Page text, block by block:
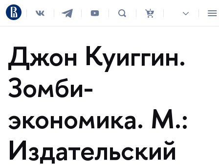
Джон Куиггин.
Зомби-
экономика. М.:
Издательский